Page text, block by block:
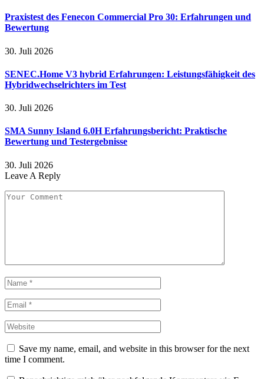
Praxistest des Fenecon Commercial Pro 30: Erfahrungen und
Bewertung
30. Juli 2026
SENEC.Home V3 hybrid Erfahrungen: Leistungsfähigkeit des
Hybridwechselrichters im Test
30. Juli 2026
SMA Sunny Island 6.0H Erfahrungsbericht: Praktische
Bewertung und Testergebnisse
30. Juli 2026
Leave A Reply
Save my name, email, and website in this browser for the next
time I comment.